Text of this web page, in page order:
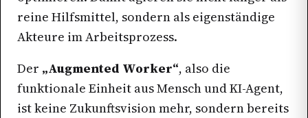
reine Hilfsmittel, sondern als eigenständige
Akteure im Arbeitsprozess.
Der „Augmented Worker“, also die
funktionale Einheit aus Mensch und KI-Agent,
ist keine Zukunftsvision mehr, sondern bereits